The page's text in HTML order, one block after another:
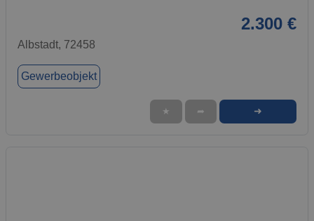
2.300 €
Albstadt, 72458
Gewerbeobjekt
★ ➦ ➜